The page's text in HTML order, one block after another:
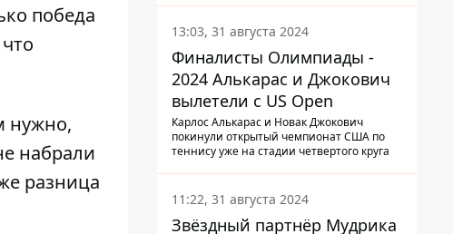
победа
нужно,
набрали
разница
13:03, 31 августа 2024
Финалисты Олимпиады -
2024 Алькарас и Джокович
вылетели с US Open
Карлос Алькарас и Новак Джокович
покинули открытый чемпионат США по
теннису уже на стадии четвертого круга
11:22, 31 августа 2024
Звёздный партнёр Мудрика